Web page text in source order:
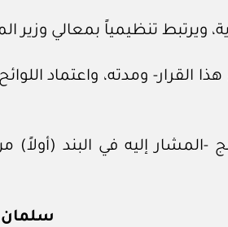
ويرتبط تنظيمياً بمعالي وزير
القرار- ومدته، واعتماد
-المشار إليه في البند
سلمان